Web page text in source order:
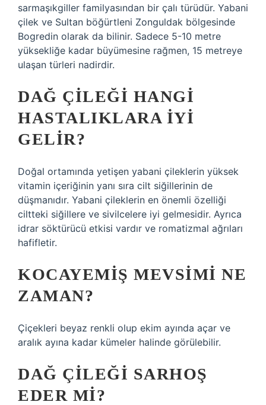
sarmaşıkgiller familyasından bir çalı türüdür. Yabani
çilek ve Sultan böğürtleni Zonguldak bölgesinde
Bogredin olarak da bilinir. Sadece 5-10 metre
yüksekliğe kadar büyümesine rağmen, 15 metreye
ulaşan türleri nadirdir.
DAĞ ÇILEĞI HANGI
HASTALIKLARA IYI
GELIR?
Doğal ortamında yetişen yabani çileklerin yüksek
vitamin içeriğinin yanı sıra cilt siğillerinin de
düşmanıdır. Yabani çileklerin en önemli özelliği
ciltteki siğillere ve sivilcelere iyi gelmesidir. Ayrıca
idrar söktürücü etkisi vardır ve romatizmal ağrıları
hafifletir.
KOCAYEMIŞ MEVSIMI NE
ZAMAN?
Çiçekleri beyaz renkli olup ekim ayında açar ve
aralık ayına kadar kümeler halinde görülebilir.
DAĞ ÇILEĞI SARHOŞ
EDER MI?